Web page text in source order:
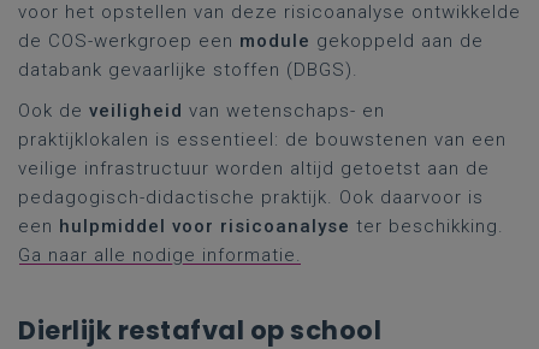
voor het opstellen van deze risicoanalyse ontwikkelde
de COS-werkgroep een module gekoppeld aan de
databank gevaarlijke stoffen (DBGS).
Ook de veiligheid van wetenschaps- en
praktijklokalen is essentieel: de bouwstenen van een
veilige infrastructuur worden altijd getoetst aan de
pedagogisch-didactische praktijk. Ook daarvoor is
een hulpmiddel voor risicoanalyse ter beschikking.
Ga naar alle nodige informatie.
Dierlijk restafval op school